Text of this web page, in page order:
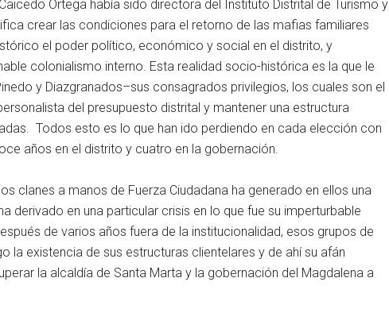
Ortega había sido directora del Instituto Distrital de Turismo y
crear las condiciones para el retorno de las mafias familiares
el poder político, económico y social en el distrito, y
colonialismo interno. Esta realidad socio-histórica es la que le
y Diazgranados–sus consagrados privilegios, los cuales son el
del presupuesto distrital y mantener una estructura
Todos esto es lo que han ido perdiendo en cada elección con
años en el distrito y cuatro en la gobernación.
clanes a manos de Fuerza Ciudadana ha generado en ellos una
derivado en una particular crisis en lo que fue su imperturbable
de varios años fuera de la institucionalidad, esos grupos de
la existencia de sus estructuras clientelares y de ahí su afán
la alcaldía de Santa Marta y la gobernación del Magdalena a